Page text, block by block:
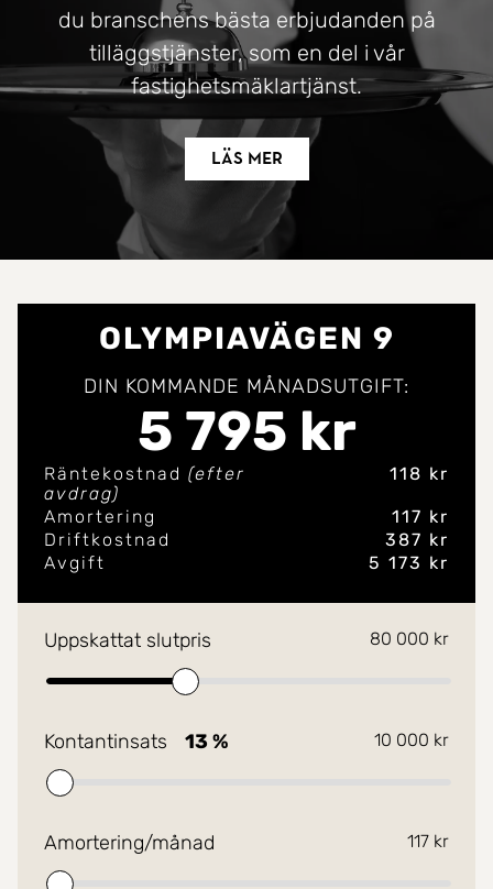
du branschens bästa erbjudanden på
tilläggstjänster, som en del i vår
fastighetsmäklartjänst.
Läs mer